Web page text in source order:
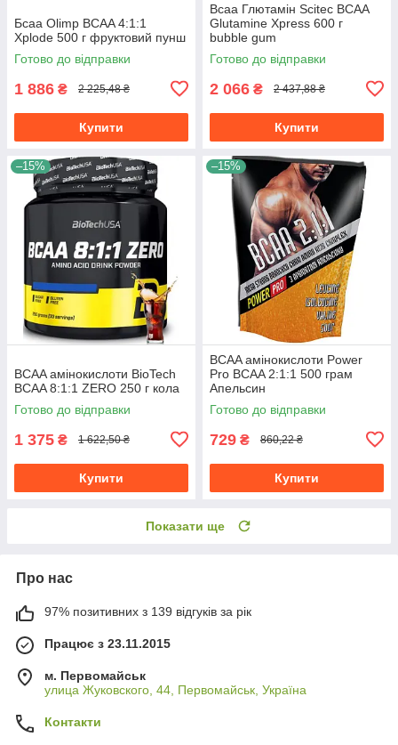
Бсаа Olimp BCAA 4:1:1
Xplode 500 г фруктовий пунш
Готово до відправки
1 886 ₴ 2 225,48 ₴
Купити
Всаа Глютамін Scitec BCAA
Glutamine Xpress 600 г
bubble gum
Готово до відправки
2 066 ₴ 2 437,88 ₴
Купити
–15%
BCAA амінокислоти BioTech
BCAA 8:1:1 ZERO 250 г кола
Готово до відправки
1 375 ₴ 1 622,50 ₴
Купити
–15%
BCAA амінокислоти Power
Pro BCAA 2:1:1 500 грам
Апельсин
Готово до відправки
729 ₴ 860,22 ₴
Купити
Показати ще
Про нас
97% позитивних з 139 відгуків за рік
Працює з 23.11.2015
м. Первомайськ
улица Жуковского, 44, Первомайськ, Україна
Контакти